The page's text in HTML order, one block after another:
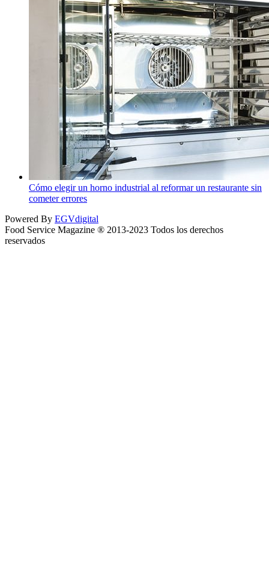
Cómo elegir un horno industrial al reformar un restaurante sin
cometer errores
Powered By EGVdigital
Food Service Magazine ® 2013-2023 Todos los derechos
reservados